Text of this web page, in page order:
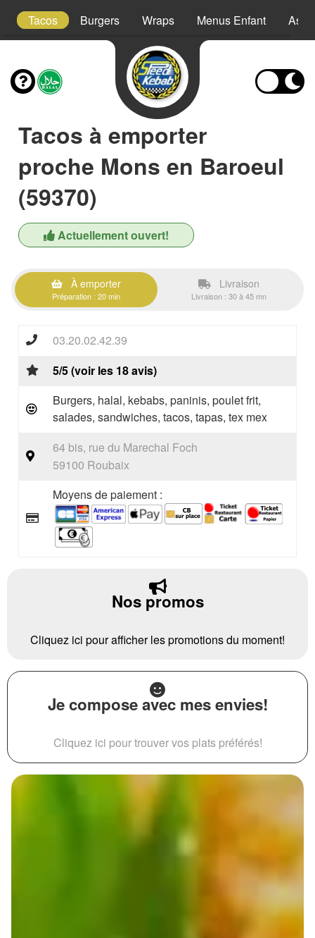
Tacos Burgers Wraps Menus Enfant
Tacos à emporter
proche Mons en Baroeul
(59370)
Actuellement ouvert!
À emporter
Préparation : 20 min
Livraison
Livraison : 30 à 45 mn
03.20.02.42.39
5/5 (voir les 18 avis)
Burgers, halal, kebabs, paninis, poulet frit,
salades, sandwiches, tacos, tapas, tex mex
64 bis, rue du Marechal Foch
59100 Roubaix
Moyens de paiement :
Nos promos
Cliquez ici pour afficher les promotions du moment!
Je compose avec mes envies!
Cliquez ici pour trouver vos plats préférés!